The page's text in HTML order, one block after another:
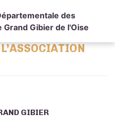
des
Grand Gibier de l'Oise
GIBIER